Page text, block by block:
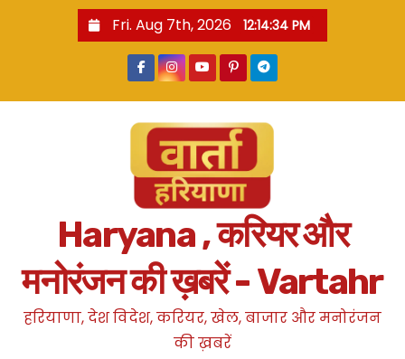
Fri. Aug 7th, 2026 12:14:34 PM
Haryana , करियर और
मनोरंजन की ख़बरें - Vartahr
हरियाणा, देश विदेश, करियर, खेल, बाजार और मनोरंजन
की ख़बरें